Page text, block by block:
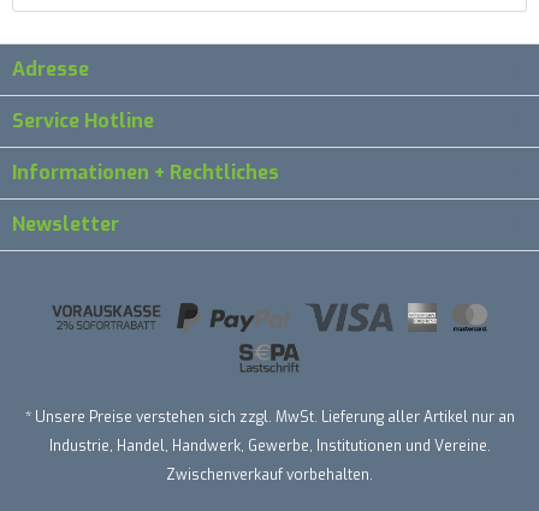
Adresse
Service Hotline
Informationen + Rechtliches
Newsletter
* Unsere Preise verstehen sich zzgl. MwSt. Lieferung aller Artikel nur an
Industrie, Handel, Handwerk, Gewerbe, Institutionen und Vereine.
Zwischenverkauf vorbehalten.